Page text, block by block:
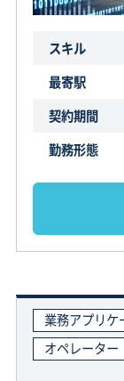
スキル
最寄駅
契約期間
勤務形態
業務アプリケ
オペレーター